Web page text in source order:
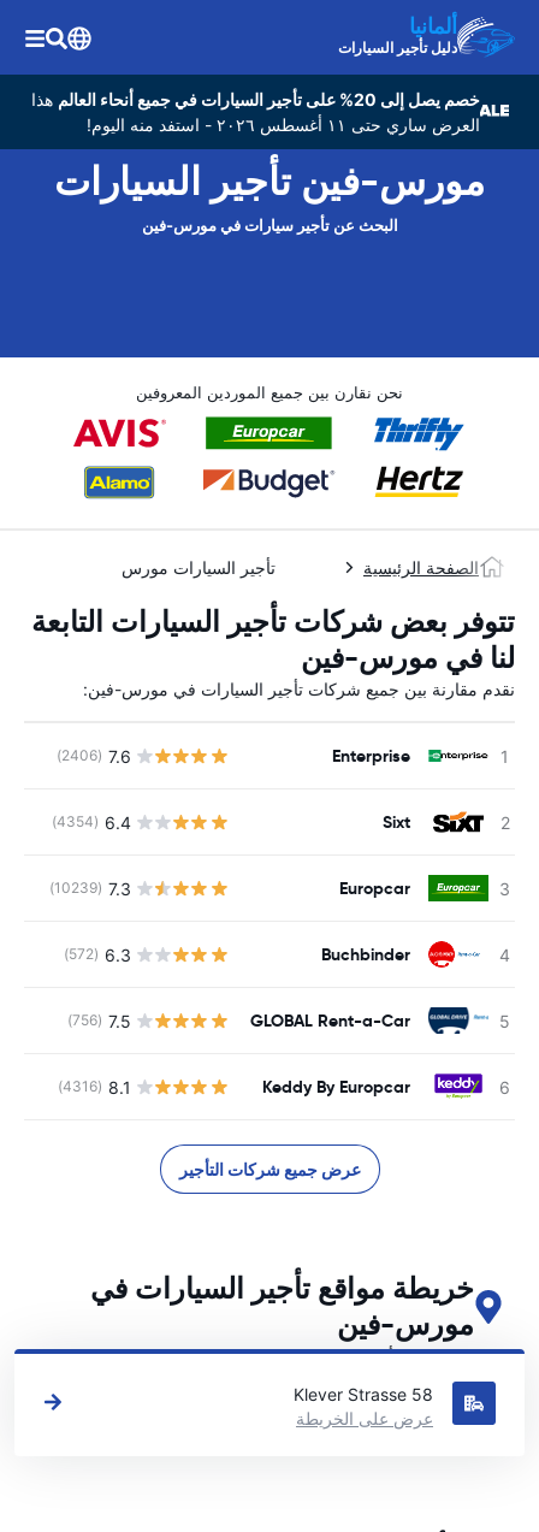
ألمانيا
دليل تأجير السيارات
خصم يصل إلى 20% على تأجير السيارات في جميع أنحاء العالم
هذا
العرض ساري حتى ١١ أغسطس ٢٠٢٦ - استفد منه اليوم!
مورس-فين تأجير السيارات
البحث عن تأجير سيارات في مورس-فين
نحن نقارن بين جميع الموردين المعروفين
الصفحة الرئيسية تأجير السيارات مورس
تتوفر بعض شركات تأجير السيارات التابعة
لنا في مورس-فين
نقدم مقارنة بين جميع شركات تأجير السيارات في مورس-فين:
Enterprise
7.6
(2406)
Sixt
6.4
(4354)
Europcar
7.3
(10239)
Buchbinder
6.3
(572)
GLOBAL Rent-a-Car
7.5
(756)
Keddy By Europcar
8.1
(4316)
عرض جميع شركات التأجير
خريطة مواقع تأجير السيارات في
مورس-فين
اطلع على مواقع تأجير السيارات الرئيسية لدينا في مورس-فين
Klever Strasse 58
عرض على الخريطة